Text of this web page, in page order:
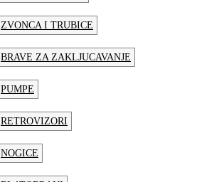
ZVONCA I TRUBICE
BRAVE ZA ZAKLJUCAVANJE
PUMPE
RETROVIZORI
NOGICE